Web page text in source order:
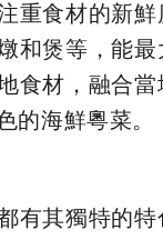
重食材的新
和煲等，能
食材，融合
的海鮮粵菜。
有其獨特的